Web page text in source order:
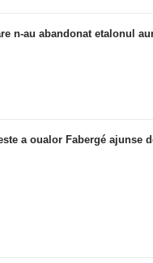
n-au abandonat etalonul
a oualor Fabergé